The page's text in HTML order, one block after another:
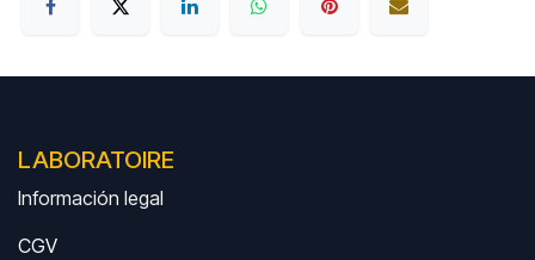
LABORATOIRE
Información legal
CGV